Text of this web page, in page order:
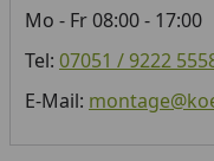
Mo - Fr 08:00 - 17:00
Tel: 07051 / 9222
E-Mail: